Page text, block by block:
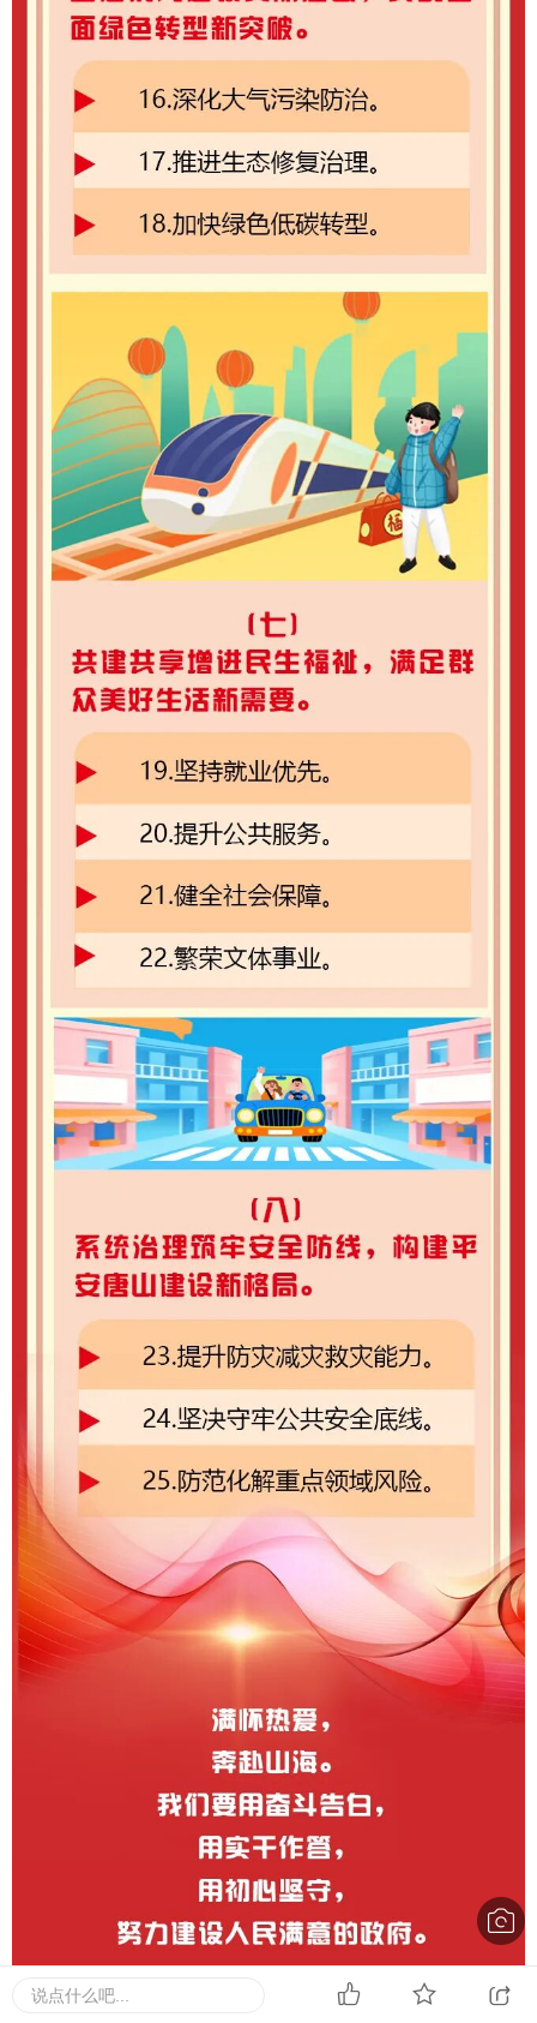
说点什么吧...